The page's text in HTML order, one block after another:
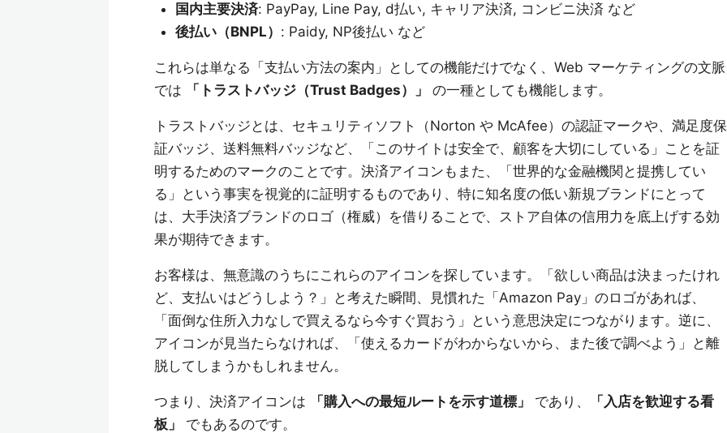
国内主要決済: PayPay, Line Pay, d払い, キャリア決済, コンビニ決済 など
後払い（BNPL） : Paidy, NP後払い など
これらは単なる「支払い方法の案内」としての機能だけでなく、Web マーケティングの文脈
では
「トラストバッジ（Trust Badges）」 の一種としても機能します。
トラストバッジとは、セキュリティソフト（Norton や McAfee）の認証マークや、満足度保
証バッジ、送料無料バッジなど、「このサイトは安全で、顧客を大切にしている」ことを証
明するためのマークのことです。決済アイコンもまた、「世界的な金融機関と提携してい
る」という事実を視覚的に証明するものであり、特に知名度の低い新規ブランドにとって
は、大手決済ブランドのロゴ（権威）を借りることで、ストア自体の信用力を底上げする効
果が期待できます。
お客様は、無意識のうちにこれらのアイコンを探しています。「欲しい商品は決まったけれ
ど、支払いはどうしよう？」と考えた瞬間、見慣れた「Amazon Pay」のロゴがあれば、
「面倒な住所入力なしで買えるなら今すぐ買おう」という意思決定につながります。逆に、
アイコンが見当たらなければ、「使えるカードがわからないから、また後で調べよう」と離
脱してしまうかもしれません。
つまり、決済アイコンは 「購入への最短ルートを示す道標」 であり、
「入店を歓迎する看
板」
でもあるのです。